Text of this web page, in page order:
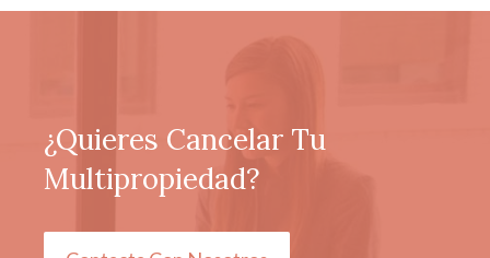
¿Quieres Cancelar Tu
Multipropiedad?